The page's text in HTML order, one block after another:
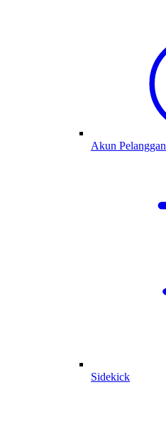
Akun Pelanggan
Sidekick